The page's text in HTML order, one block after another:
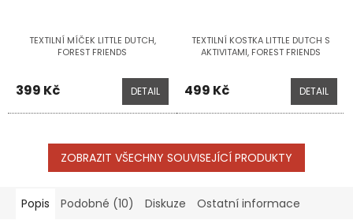
TEXTILNÍ MÍČEK LITTLE DUTCH,
FOREST FRIENDS
399 Kč DETAIL
TEXTILNÍ KOSTKA LITTLE DUTCH S
AKTIVITAMI, FOREST FRIENDS
499 Kč DETAIL
ZOBRAZIT VŠECHNY SOUVISEJÍCÍ PRODUKTY
Popis Podobné (10) Diskuze Ostatní informace